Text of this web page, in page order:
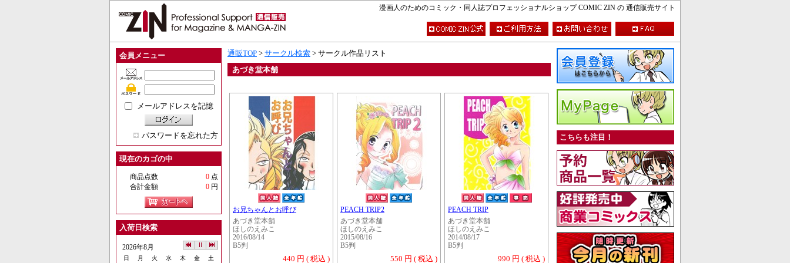
漫画人のためのコミック・同人誌プロフェッショナルショップ COMIC ZIN の 通信販売サイト
会員メニュー
メールアドレスを記憶
パスワードを忘れた方
現在のカゴの中
商品点数 0 点
合計金額
0 円
入荷日検索
2026年8月
日 月 火 水 木 金 土
通販TOP > サークル検索 > サークル作品リスト
あづき堂本舗
お兄ちゃんとお呼び
あづき堂本舗
ほしのえみこ
2016/08/14
B5判
440 円 ( 税込 )
PEACH TRIP2
あづき堂本舗
ほしのえみこ
2015/08/16
B5判
550 円 ( 税込 )
PEACH TRIP
あづき堂本舗
ほしのえみこ
2014/08/17
B5判
990 円 ( 税込 )
こちらも注目！